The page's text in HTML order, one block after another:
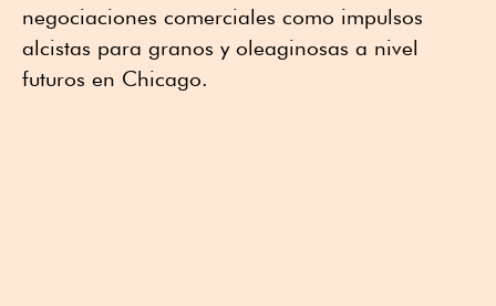
negociaciones comerciales como impulsos
alcistas para granos y oleaginosas a nivel
futuros en Chicago.